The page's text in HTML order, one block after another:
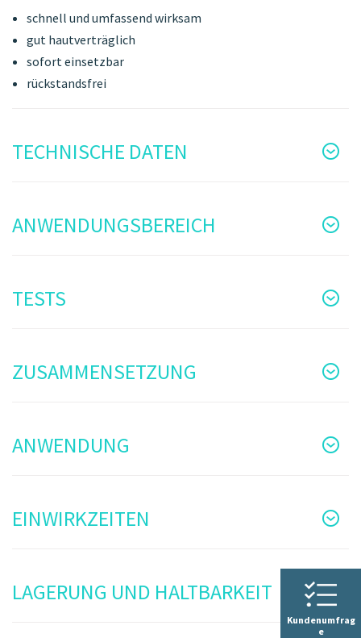
schnell und umfassend wirksam
gut hautverträglich
sofort einsetzbar
rückstandsfrei
TECHNISCHE DATEN
ANWENDUNGSBEREICH
TESTS
ZUSAMMENSETZUNG
ANWENDUNG
EINWIRKZEITEN
LAGERUNG UND HALTBARKEIT
Kundenumfrag
e